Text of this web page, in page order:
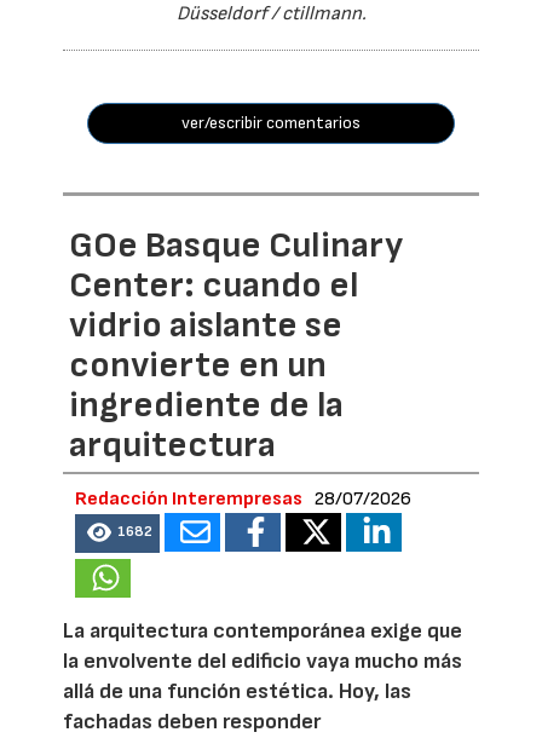
Düsseldorf / ctillmann.
ver/escribir comentarios
GOe Basque Culinary
Center: cuando el
vidrio aislante se
convierte en un
ingrediente de la
arquitectura
Redacción Interempresas 28/07/2026
1682
La arquitectura contemporánea exige que
la envolvente del edificio vaya mucho más
allá de una función estética. Hoy, las
fachadas deben responder